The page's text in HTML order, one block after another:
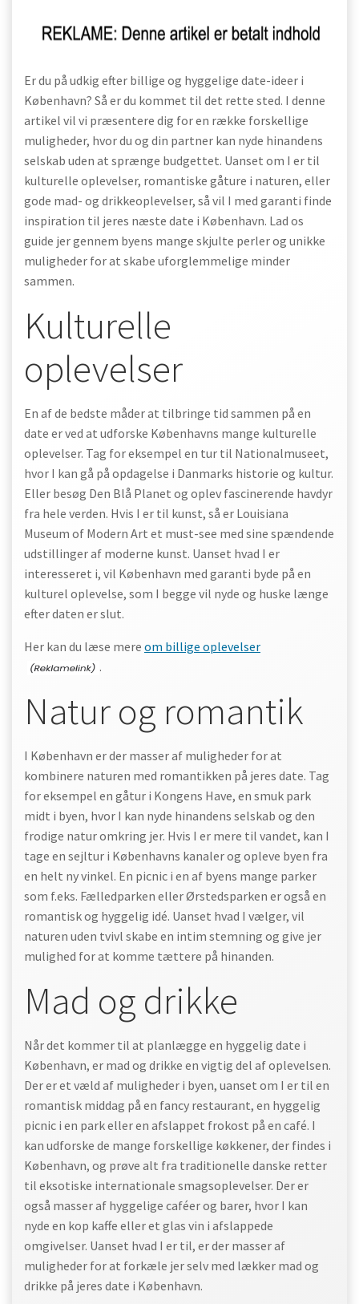
Er du på udkig efter billige og hyggelige date-ideer i
København? Så er du kommet til det rette sted. I denne
artikel vil vi præsentere dig for en række forskellige
muligheder, hvor du og din partner kan nyde hinandens
selskab uden at sprænge budgettet. Uanset om I er til
kulturelle oplevelser, romantiske gåture i naturen, eller
gode mad- og drikkeoplevelser, så vil I med garanti finde
inspiration til jeres næste date i København. Lad os
guide jer gennem byens mange skjulte perler og unikke
muligheder for at skabe uforglemmelige minder
sammen.
Kulturelle
oplevelser
En af de bedste måder at tilbringe tid sammen på en
date er ved at udforske Københavns mange kulturelle
oplevelser. Tag for eksempel en tur til Nationalmuseet,
hvor I kan gå på opdagelse i Danmarks historie og kultur.
Eller besøg Den Blå Planet og oplev fascinerende havdyr
fra hele verden. Hvis I er til kunst, så er Louisiana
Museum of Modern Art et must-see med sine spændende
udstillinger af moderne kunst. Uanset hvad I er
interesseret i, vil København med garanti byde på en
kulturel oplevelse, som I begge vil nyde og huske længe
efter daten er slut.
Her kan du læse mere om billige oplevelser
.
Natur og romantik
I København er der masser af muligheder for at
kombinere naturen med romantikken på jeres date. Tag
for eksempel en gåtur i Kongens Have, en smuk park
midt i byen, hvor I kan nyde hinandens selskab og den
frodige natur omkring jer. Hvis I er mere til vandet, kan I
tage en sejltur i Københavns kanaler og opleve byen fra
en helt ny vinkel. En picnic i en af byens mange parker
som f.eks. Fælledparken eller Ørstedsparken er også en
romantisk og hyggelig idé. Uanset hvad I vælger, vil
naturen uden tvivl skabe en intim stemning og give jer
mulighed for at komme tættere på hinanden.
Mad og drikke
Når det kommer til at planlægge en hyggelig date i
København, er mad og drikke en vigtig del af oplevelsen.
Der er et væld af muligheder i byen, uanset om I er til en
romantisk middag på en fancy restaurant, en hyggelig
picnic i en park eller en afslappet frokost på en café. I
kan udforske de mange forskellige køkkener, der findes i
København, og prøve alt fra traditionelle danske retter
til eksotiske internationale smagsoplevelser. Der er
også masser af hyggelige caféer og barer, hvor I kan
nyde en kop kaffe eller et glas vin i afslappede
omgivelser. Uanset hvad I er til, er der masser af
muligheder for at forkæle jer selv med lækker mad og
drikke på jeres date i København.